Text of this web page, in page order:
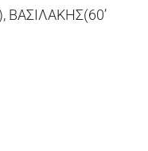
ΒΑΣΙΛΑΚΗΣ(60’